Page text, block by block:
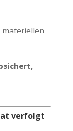
materiellen
verfolgt